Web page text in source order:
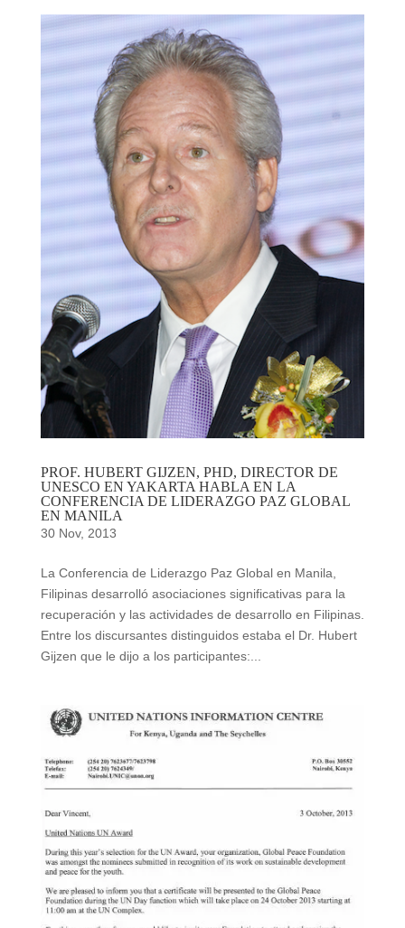
PROF. HUBERT GIJZEN, PHD, DIRECTOR DE
UNESCO EN YAKARTA HABLA EN LA
CONFERENCIA DE LIDERAZGO PAZ GLOBAL
EN MANILA
30 Nov, 2013
La Conferencia de Liderazgo Paz Global en Manila,
Filipinas desarrolló asociaciones significativas para la
recuperación y las actividades de desarrollo en Filipinas.
Entre los discursantes distinguidos estaba el Dr. Hubert
Gijzen que le dijo a los participantes:...